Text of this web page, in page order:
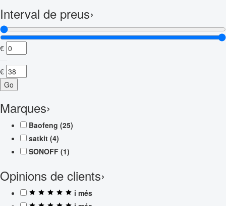
Interval de preus›
€
—
€
Go
Marques›
Baofeng (25)
satkit (4)
SONOFF (1)
Opinions de clients›
i més